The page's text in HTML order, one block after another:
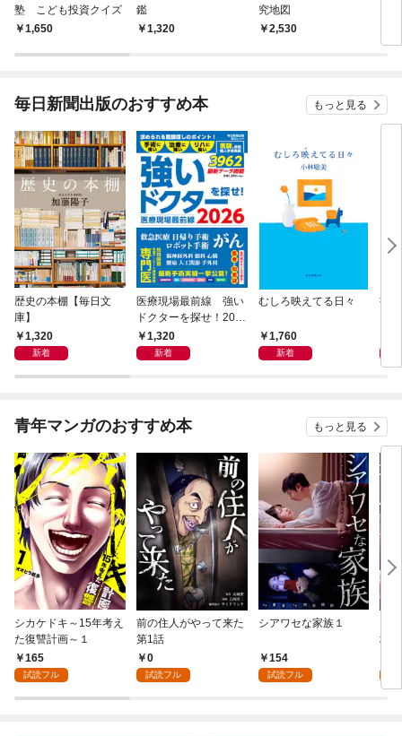
塾 こども投資クイズ
1,650
鑑
1,320
究地図
2,530
毎日新聞出版のおすすめ本 もっと見る
歴史の本棚【毎日文
庫】
1,320
新着
医療現場最前線 強い
ドクターを探せ！202
6 1,320
新着
むしろ映えてる日々
1,760
新着
書
青年マンガのおすすめ本 もっと見る
シカケドキ～15年考え
た復讐計画～１
165
試読フル
前の住人がやって来た
第1話
0
試読フル
シアワセな家族１
154
試読フル
地